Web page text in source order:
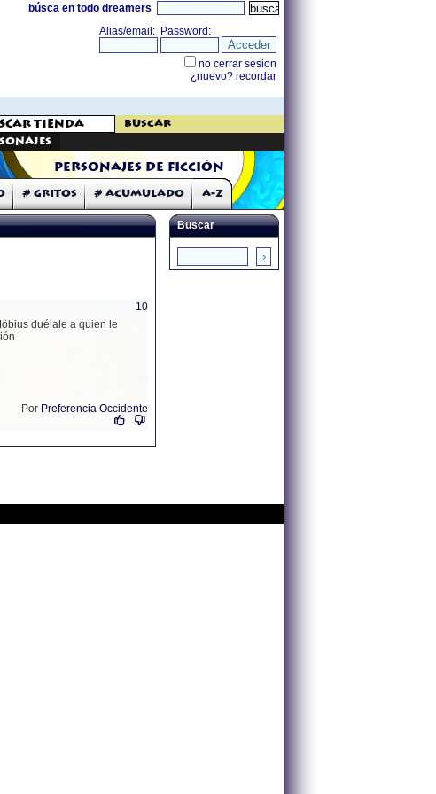
búsca en todo dreamers
buscar
Personajes de Ficción
# Gritos # Acumulado A-Z
10
duélale a quien le
Por Preferencia Occidente
Buscar